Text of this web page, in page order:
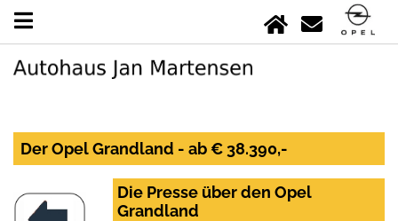
Der Opel Grandland - ab € 38.390,-
Die Presse über den Opel
Grandland